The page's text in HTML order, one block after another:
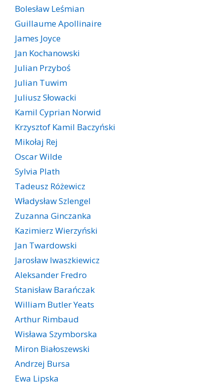
Bolesław Leśmian
Guillaume Apollinaire
James Joyce
Jan Kochanowski
Julian Przyboś
Julian Tuwim
Juliusz Słowacki
Kamil Cyprian Norwid
Krzysztof Kamil Baczyński
Mikołaj Rej
Oscar Wilde
Sylvia Plath
Tadeusz Różewicz
Władysław Szlengel
Zuzanna Ginczanka
Kazimierz Wierzyński
Jan Twardowski
Jarosław Iwaszkiewicz
Aleksander Fredro
Stanisław Barańczak
William Butler Yeats
Arthur Rimbaud
Wisława Szymborska
Miron Białoszewski
Andrzej Bursa
Ewa Lipska